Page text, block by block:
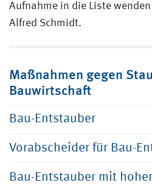
Aufnahme in die Liste
Alfred Schmidt.
Maßnahmen gegen
Bauwirtschaft
Bau-Entstauber
Vorabscheider für Bau-
Bau-Entstauber mit